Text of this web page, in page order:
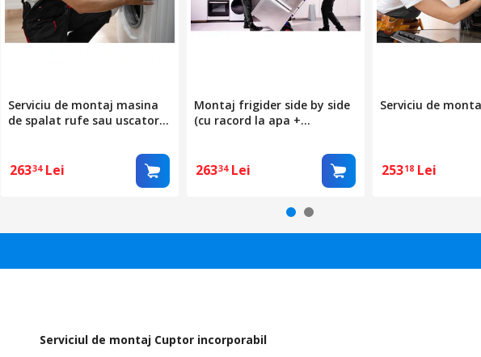
Serviciu de montaj masina
de spalat rufe sau uscator
26334 Lei
Montaj frigider side by side
(cu racord la apa +
26334 Lei
Serviciu de
25318 Lei
Serviciul de montaj Cuptor incorporabil